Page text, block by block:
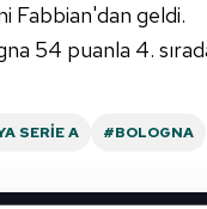
Fabbian'dan geldi.
54 puanla 4.
SERIE A #BOLOGNA